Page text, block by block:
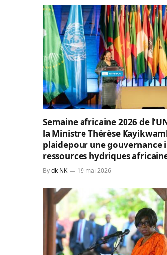
Semaine africaine 2026 de
la Ministre Thérèse
plaidepour une gouvernance
ressources hydriques
Bydk NK 19 mai 2026